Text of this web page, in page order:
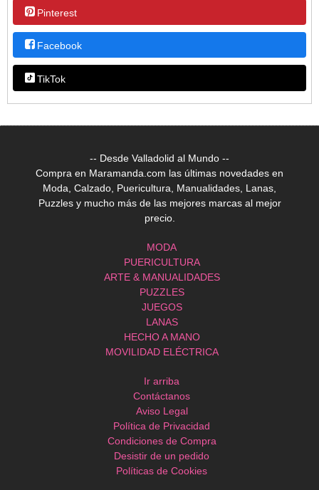
Pinterest
Facebook
TikTok
-- Desde Valladolid al Mundo --
Compra en Maramanda.com las últimas novedades en
Moda, Calzado, Puericultura, Manualidades, Lanas,
Puzzles y mucho más de las mejores marcas al mejor
precio.
MODA
PUERICULTURA
ARTE & MANUALIDADES
PUZZLES
JUEGOS
LANAS
HECHO A MANO
MOVILIDAD ELÉCTRICA
Ir arriba
Contáctanos
Aviso Legal
Política de Privacidad
Condiciones de Compra
Desistir de un pedido
Políticas de Cookies